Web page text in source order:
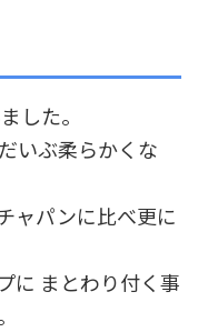
した。
いぶ柔らかくな
ャパンに比べ更に
に まとわり付く事